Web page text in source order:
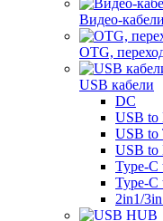
Видео-
OTG,
USB кабели
DC
USB to
USB to
USB to
Type-C
Type-C
2in1/